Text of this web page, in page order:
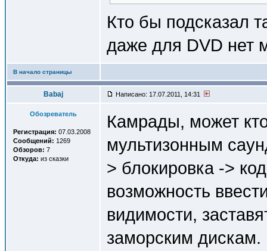
Кто бы подсказал
даже для DVD нет
В начало страницы
Babaj Написано: 17.07.2011, 14:31
Обозреватель
Регистрация: 07.03.2008
Сообщений: 1269
Обзоров: 7
Откуда: из сказки
Камрады, может
мультизонным
> блокировка ->
возможность
видимости,
заморским дискам.